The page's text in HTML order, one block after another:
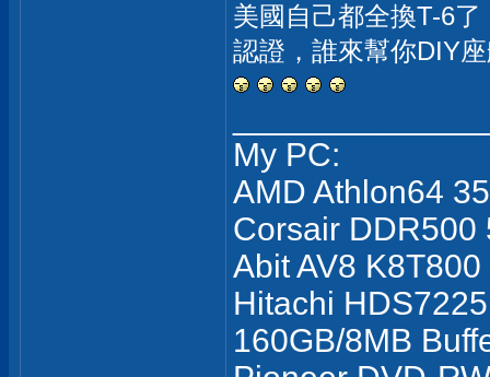
美國自己都全換T-6
認證，誰來幫你DIY
My PC:
AMD Athlon64
Corsair DDR500
Abit AV8 K8T800
Hitachi
160GB/8MB